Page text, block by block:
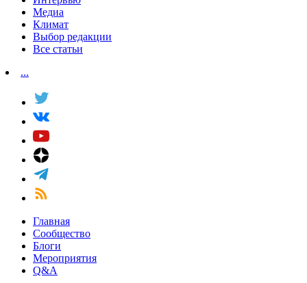
Медиа
Климат
Выбор редакции
Все статьи
...
Главная
Сообщество
Блоги
Мероприятия
Q&A